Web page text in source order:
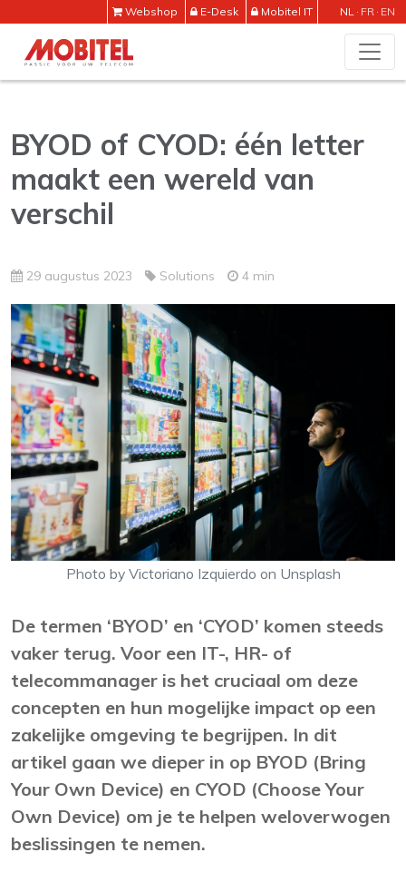
NL FR EN
Webshop E-Desk Mobitel IT
BYOD of CYOD: één letter
maakt een wereld van
verschil
29 augustus 2023 Solutions 4 min
Photo by Victoriano Izquierdo on Unsplash
De termen ‘BYOD’ en ‘CYOD’ komen steeds
vaker terug. Voor een IT-, HR- of
telecommanager is het cruciaal om deze
concepten en hun mogelijke impact op een
zakelijke omgeving te begrijpen. In dit
artikel gaan we dieper in op BYOD (Bring
Your Own Device) en CYOD (Choose Your
Own Device) om je te helpen weloverwogen
beslissingen te nemen.